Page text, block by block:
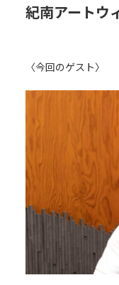
紀南アートウ
〈今回のゲスト〉